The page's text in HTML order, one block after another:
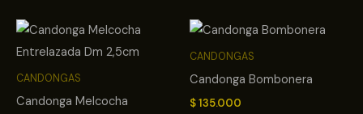
CANDONGAS
Candonga Melcocha
CANDONGAS
Candonga Bombonera
$135.000